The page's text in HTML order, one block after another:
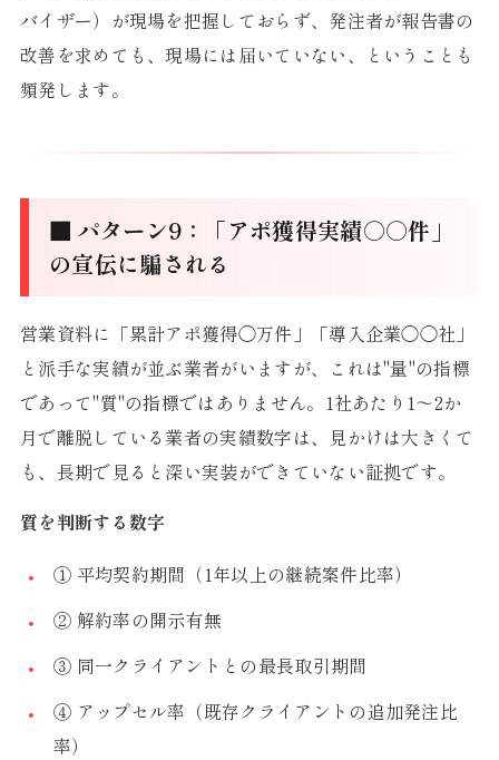
バイザー）が現場を把握しておらず、発注者が報告書の
改善を求めても、現場には届いていない、ということも
頻発します。
■ パターン9：「アポ獲得実績○○件」
の宣伝に騙される
営業資料に「累計アポ獲得◯万件」「導入企業◯◯社」
と派手な実績が並ぶ業者がいますが、これは"量"の指標
であって"質"の指標ではありません。1社あたり1〜2か
月で離脱している業者の実績数字は、見かけは大きくて
も、長期で見ると深い実装ができていない証拠です。
質を判断する数字
① 平均契約期間（1年以上の継続案件比率）
② 解約率の開示有無
③ 同一クライアントとの最長取引期間
④ アップセル率（既存クライアントの追加発注比
率）